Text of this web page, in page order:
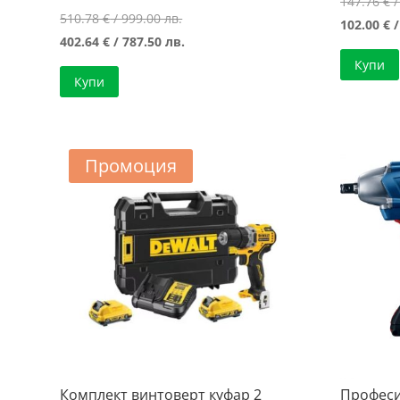
510.78€/ 999.00 лв.Original
price
402.64€ / 787.50 лв.
787.50 лв..
Купи
102.00€
Купи
Промоция
Комплект винтоверт куфар 2